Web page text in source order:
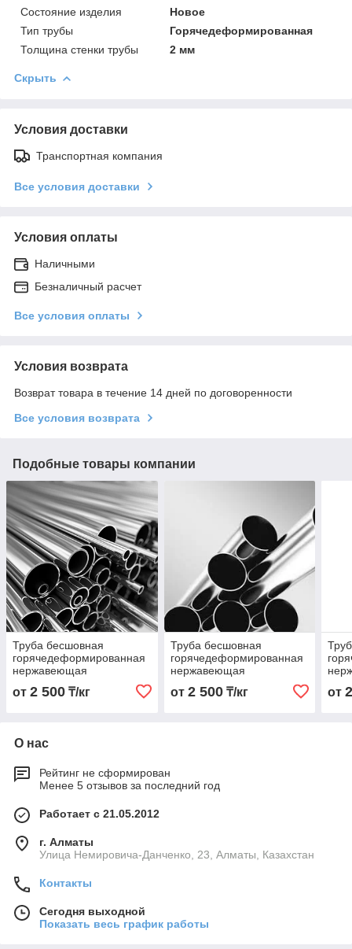
Состояние изделия
Новое
Тип трубы
Горячедеформированная
Толщина стенки трубы
2 мм
Скрыть
Условия доставки
Транспортная компания
Все условия доставки
Условия оплаты
Наличными
Безналичный расчет
Все условия оплаты
Условия возврата
Возврат товара в течение 14 дней по договоренности
Все условия возврата
Подобные товары компании
Труба бесшовная
горячедеформированная
нержавеющая
20х2,0х6000 Марка
12Х18Н10Т
от 2 500 ₸/кг
Труба бесшовная
горячедеформированная
нержавеющая
42х2,0х6000 Марка
12Х18Н10Т
от 2 500₸/кг от
О нас
Рейтинг не сформирован
Менее 5 отзывов за последний год
Работает с 21.05.2012
г. Алматы
Улица Немировича-Данченко, 23, Алматы, Казахстан
Контакты
Сегодня выходной
Показать весь график работы